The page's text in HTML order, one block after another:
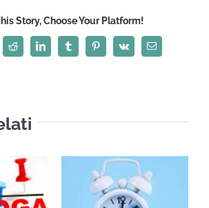
Story, Choose Your Platform!
Reddit LinkedInTumblrPinterest
Vk Email